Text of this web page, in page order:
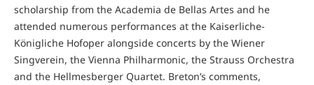
scholarship from the Academia de Bellas Artes and he
attended numerous performances at the Kaiserliche-
Königliche Hofoper alongside concerts by the Wiener
Singverein, the Vienna Philharmonic, the Strauss Orchestra
and the Hellmesberger Quartet. Breton’s comments,